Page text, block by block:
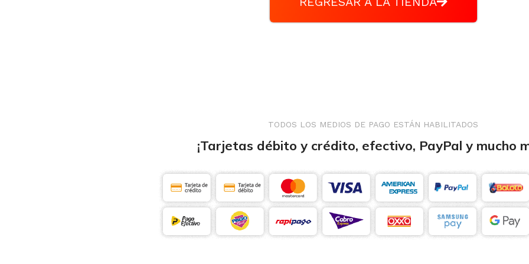
TODOS LOS MEDIOS DE PAGO ESTÁN HABILITADOS
¡Tarjetas débito y crédito, efectivo, PayPal y mucho